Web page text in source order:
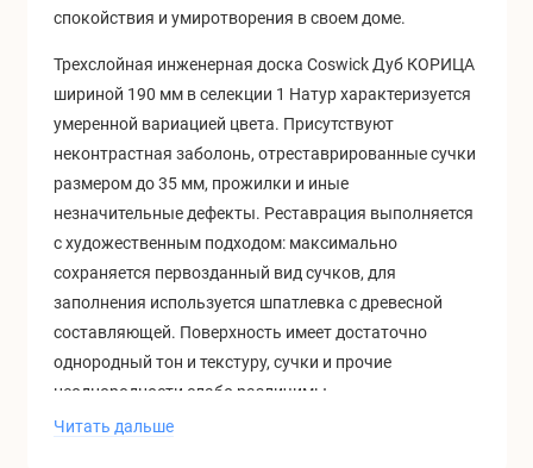
спокойствия и умиротворения в своем доме.
Трехслойная инженерная доска Coswick Дуб КОРИЦА
шириной 190 мм в селекции 1 Натур характеризуется
умеренной вариацией цвета. Присутствуют
неконтрастная заболонь, отреставрированные сучки
размером до 35 мм, прожилки и иные
незначительные дефекты. Реставрация выполняется
с художественным подходом: максимально
сохраняется первозданный вид сучков, для
заполнения используется шпатлевка с древесной
составляющей. Поверхность имеет достаточно
однородный тон и текстуру, сучки и прочие
неоднородности слабо различимы.
Читать дальше